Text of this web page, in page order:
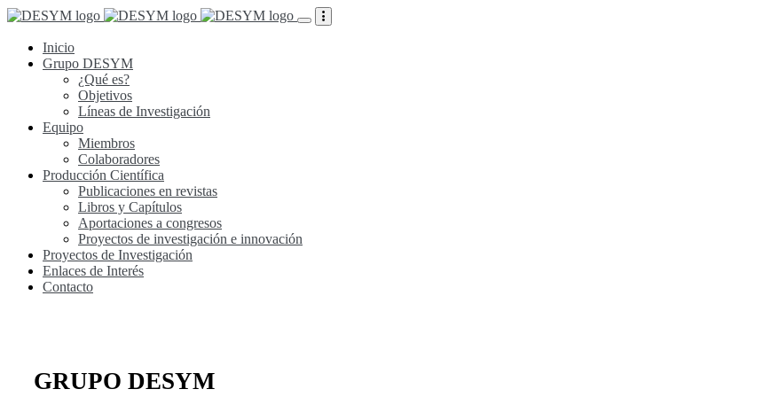
Inicio
Grupo DESYM
¿Qué es?
Objetivos
Líneas de Investigación
Equipo
Miembros
Colaboradores
Producción Científica
Publicaciones en revistas
Libros y Capítulos
Aportaciones a congresos
Proyectos de investigación e innovación
Proyectos de Investigación
Enlaces de Interés
Contacto
GRUPO DESYM